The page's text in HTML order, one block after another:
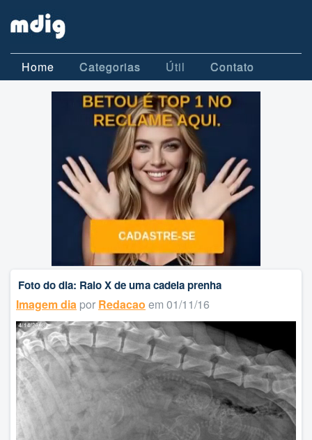
Home Categorias Útil Contato
Foto do dia: Raio X de uma cadela prenha
Imagem dia por Redacao em 01/11/16